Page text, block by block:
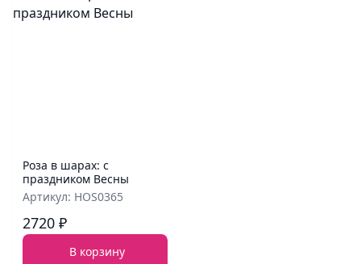
Роза в шарах: с
праздником Весны
Артикул: HOS0365
2720 ₽
В корзину